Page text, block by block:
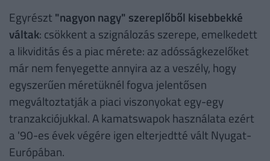
Egyrészt"nagyon nagy" szereplőből kisebbekké
váltak: csökkent a szignálozás szerepe, emelkedett
a likviditás és a piac mérete: az adósságkezelőket
már nem fenyegette annyira az a veszély, hogy
egyszerűen méretüknél fogva jelentősen
megváltoztatják a piaci viszonyokat egy-egy
tranzakciójukkal. A kamatswapok használata ezért
a '90-es évek végére igen elterjedtté vált Nyugat-
Európában.